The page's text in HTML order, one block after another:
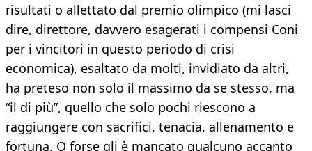
risultati o allettato dal premio olimpico (mi lasci
dire, direttore, davvero esagerati i compensi Coni
per i vincitori in questo periodo di crisi
economica), esaltato da molti, invidiato da altri,
ha preteso non solo il massimo da se stesso, ma
“il di più”, quello che solo pochi riescono a
raggiungere con sacrifici, tenacia, allenamento e
fortuna. O forse gli è mancato qualcuno accanto